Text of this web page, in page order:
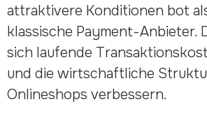
attraktivere Konditionen bot
klassische Payment-Anbieter.
sich laufende
und die wirtschaftliche
Onlineshops verbessern.